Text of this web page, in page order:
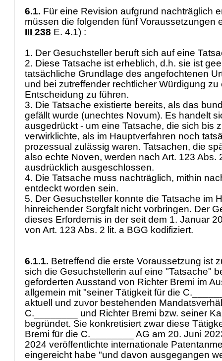
6.1. Für eine Revision aufgrund nachträglich
müssen die folgenden fünf Voraussetzungen
III 238 E. 4.1) :
1. Der Gesuchsteller beruft sich auf eine
2. Diese Tatsache ist erheblich, d.h. sie ist
tatsächliche Grundlage des angefochtenen
und bei zutreffender rechtlicher Würdigung zu
Entscheidung zu führen.
3. Die Tatsache existierte bereits, als das
gefällt wurde (unechtes Novum). Es handelt
ausgedrückt - um eine Tatsache, die sich bis
verwirklichte, als im Hauptverfahren noch
prozessual zulässig waren. Tatsachen, die
also echte Noven, werden nach Art. 123 Abs.
ausdrücklich ausgeschlossen.
4. Die Tatsache muss nachträglich, mithin
entdeckt worden sein.
5. Der Gesuchsteller konnte die Tatsache im
hinreichender Sorgfalt nicht vorbringen. Der
dieses Erfordernis in der seit dem 1. Januar
von Art. 123 Abs. 2 lit. a BGG kodifiziert.
6.1.1. Betreffend die erste Voraussetzung ist
sich die Gesuchstellerin auf eine "Tatsache"
geforderten Ausstand von Richter Bremi im
allgemein mit "seiner Tätigkeit für die
aktuell und zuvor bestehenden
C.________ und Richter Bremi bzw. seiner
begründet. Sie konkretisiert zwar diese
Bremi für die C.________ AG am 20. Juni
2024 veröffentlichte internationale
eingereicht habe "und davon ausgegangen